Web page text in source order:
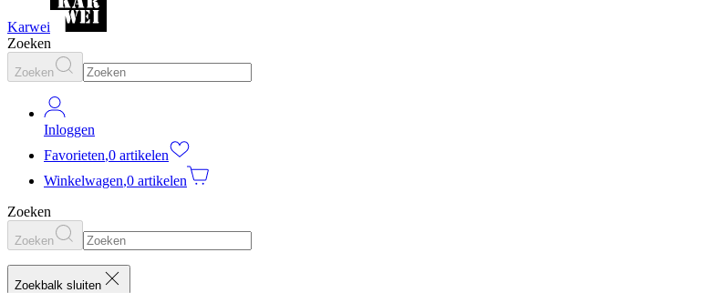
Karwei
Zoeken
Zoeken
Inloggen
Favorieten,0 artikelen
Winkelwagen,0 artikelen
Zoeken
Zoeken
Zoekbalk sluiten